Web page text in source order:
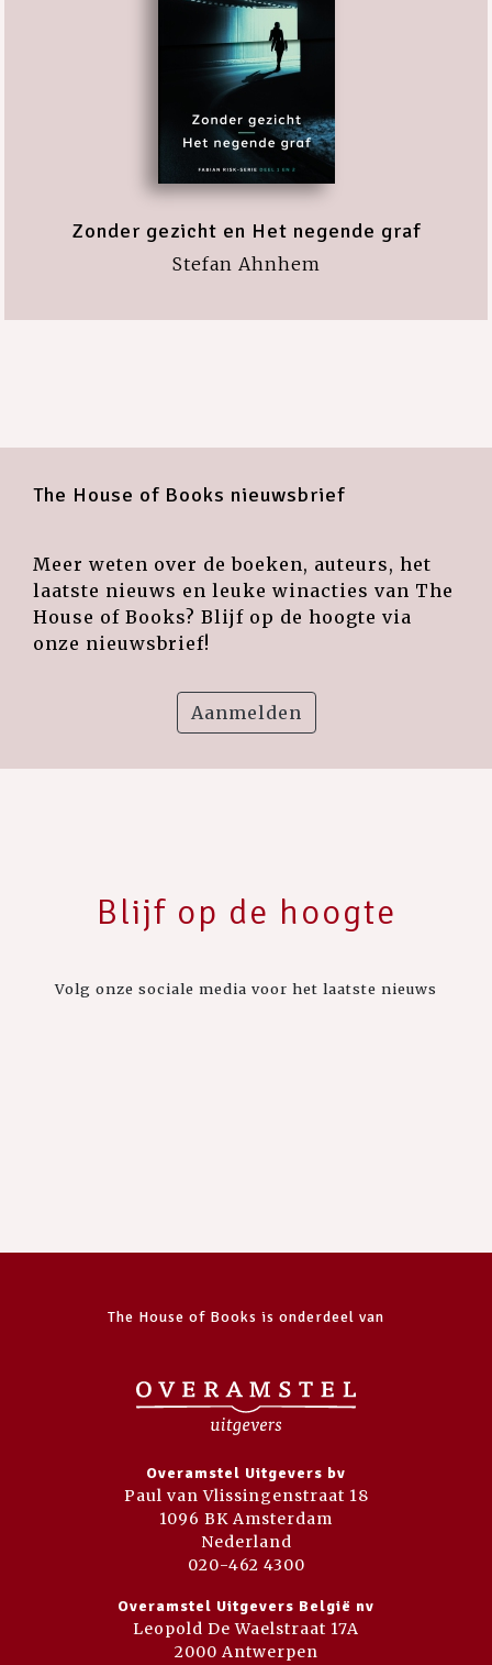
Zonder gezicht en Het negende graf
Stefan Ahnhem
The House of Books nieuwsbrief
Meer weten over de boeken, auteurs, het
laatste nieuws en leuke winacties van The
House of Books? Blijf op de hoogte via
onze nieuwsbrief!
Aanmelden
Blijf op de hoogte
Volg onze sociale media voor het laatste nieuws
The House of Books is onderdeel van
Overamstel Uitgevers bv
Paul van Vlissingenstraat 18
1096 BK Amsterdam
Nederland
020-462 4300
Overamstel Uitgevers België nv
Leopold De Waelstraat 17A
2000 Antwerpen